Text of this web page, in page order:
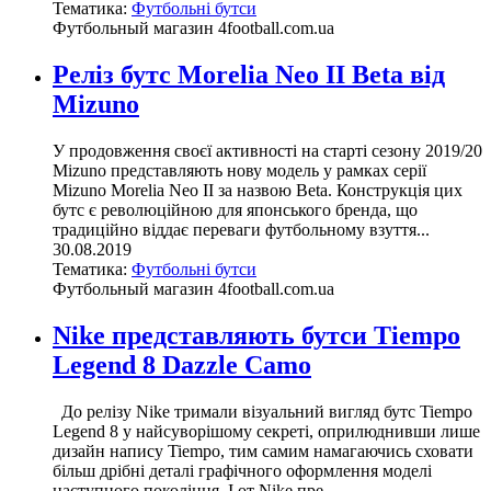
Тематика: Футбольні бутси
Футбольный магазин 4football.com.ua
Реліз бутс Morelia Neo II Beta від
Mizuno
У продовження своєї активності на старті сезону 2019/20
Mizuno представляють нову модель у рамках серії
Mizuno Morelia Neo II за назвою Beta. Конструкція цих
бутс є революційною для японського бренда, що
традиційно віддає переваги футбольному взуття...
30.08.2019
Тематика: Футбольні бутси
Футбольный магазин 4football.com.ua
Nike представляють бутси Tiempo
Legend 8 Dazzle Camo
До релізу Nike тримали візуальний вигляд бутс Tiempo
Legend 8 у найсуворішому секреті, оприлюднивши лише
дизайн напису Tiempo, тим самим намагаючись сховати
більш дрібні деталі графічного оформлення моделі